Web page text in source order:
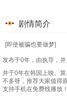
第37集
第41集
第49集
剧情简介
[即使被骗也要做梦]
发布于0年，由执导，
并于0年在韩国上映。
不多呀，推荐大家值得
支持手机在免费线播放